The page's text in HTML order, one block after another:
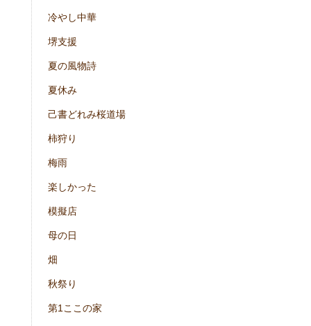
冷やし中華
堺支援
夏の風物詩
夏休み
己書どれみ桜道場
柿狩り
梅雨
楽しかった
模擬店
母の日
畑
秋祭り
第1ここの家